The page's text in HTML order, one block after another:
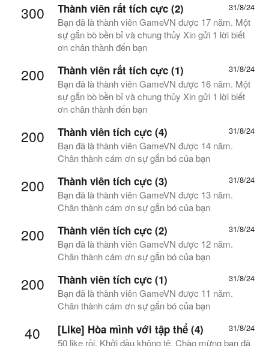
300 31/8/24
Thành viên rất tích cực (2)
Bạn đã là thành viên GameVN được 17 năm. Một
sự gắn bò bền bỉ và chung thủy Xin gửi 1 lời biết
ơn chân thành đến bạn
200 31/8/24
Thành viên rất tích cực (1)
Bạn đã là thành viên GameVN được 16 năm. Một
sự gắn bò bền bỉ và chung thủy Xin gửi 1 lời biết
ơn chân thành đến bạn
200 31/8/24
Thành viên tích cực (4)
Bạn đã là thành viên GameVN được 14 năm.
Chân thành cám ơn sự gắn bó của bạn
200 31/8/24
Thành viên tích cực (3)
Bạn đã là thành viên GameVN được 13 năm.
Chân thành cám ơn sự gắn bó của bạn
200 31/8/24
Thành viên tích cực (2)
Bạn đã là thành viên GameVN được 12 năm.
Chân thành cám ơn sự gắn bó của bạn
200 31/8/24
Thành viên tích cực (1)
Bạn đã là thành viên GameVN được 11 năm.
Chân thành cám ơn sự gắn bó của bạn
40 31/8/24
[Like] Hòa mình với tập thể (4)
50 like rồi. Khởi đầu không tệ. Chào mừng bạn đã